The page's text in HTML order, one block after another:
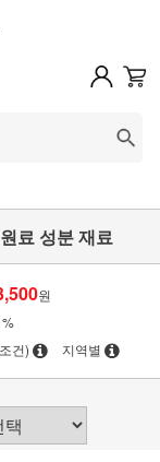
료 성분 재료
원
건) 지역별